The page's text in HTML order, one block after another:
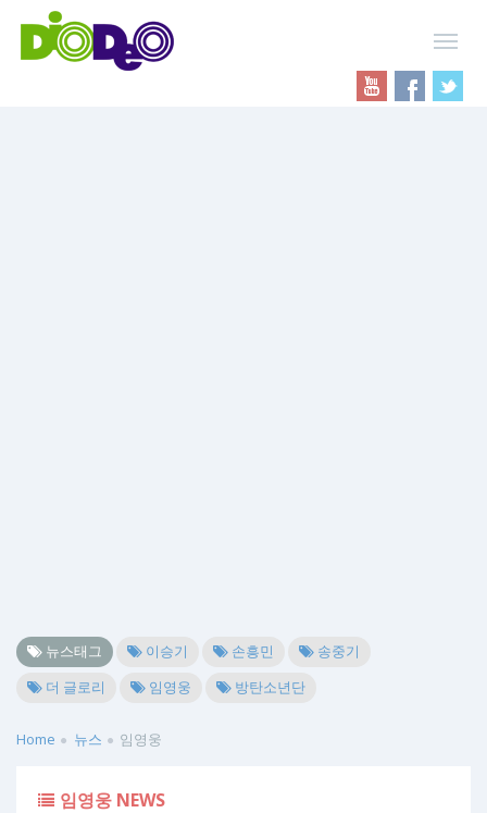
뉴스태그 이승기 손흥민
송중기
더 글로리
임영웅 방탄소년단
Home 뉴스 임영웅
임영웅 NEWS